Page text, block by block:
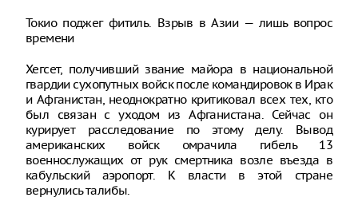
Токио поджег фитиль. Взрыв в Азии — лишь вопрос
времени
Хегсет, получивший звание майора в национальной
гвардии сухопутных войск после командировок в Ирак
и Афганистан, неоднократно критиковал всех тех, кто
был связан с уходом из Афганистана. Сейчас он
курирует расследование по этому делу. Вывод
американских войск омрачила гибель 13
военнослужащих от рук смертника возле въезда в
кабульский аэропорт. К власти в этой стране
вернулись талибы.